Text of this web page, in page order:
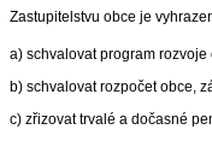
Zastupitelstvu obce je
a) schvalovat program rozvoje
b) schvalovat rozpočet obce,
c) zřizovat trvalé a dočasné